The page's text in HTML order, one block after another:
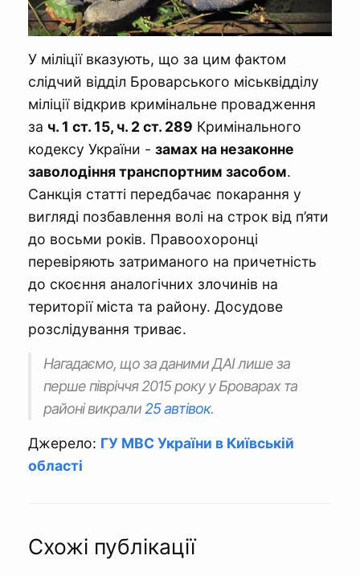
У міліції вказують, що за цим фактом
слідчий відділ Броварського міськвідділу
міліції відкрив кримінальне провадження
за ч. 1 ст. 15, ч. 2 ст. 289 Кримінального
кодексу України - замах на незаконне
заволодіння транспортним засобом.
Санкція статті передбачає покарання у
вигляді позбавлення волі на строк від п’яти
до восьми років. Правоохоронці
перевіряють затриманого на причетність
до скоєння аналогічних злочинів на
території міста та району. Досудове
розслідування триває.
Нагадаємо, що за даними ДАІ лише за
перше півріччя 2015 року у Броварах та
районі викрали 25 автівок.
Джерело: ГУ МВС України в Київській
області
Схожі публікації